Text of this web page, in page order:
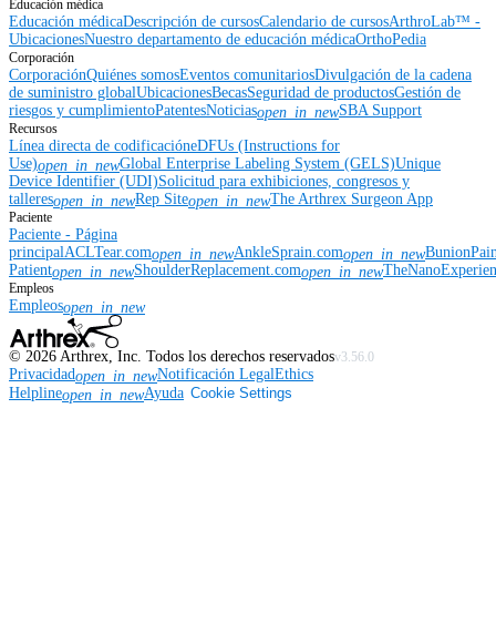
Educación médica
Educación médicaDescripción de cursosCalendario de cursosArthroLab™ -
UbicacionesNuestro departamento de educación médicaOrthoPedia
Corporación
CorporaciónQuiénes somosEventos comunitariosDivulgación de la cadena
de suministro globalUbicacionesBecasSeguridad de productosGestión de
riesgos y cumplimientoPatentesNoticiasopen_in_newSBA Support
Recursos
Línea directa de codificacióneDFUs (Instructions for
Use)open_in_newGlobal Enterprise Labeling System (GELS)Unique
Device Identifier (UDI)Solicitud para exhibiciones, congresos y
talleresopen_in_newRep Siteopen_in_newThe Arthrex Surgeon App
Paciente
Paciente - Página
principalACLTear.comopen_in_newAnkleSprain.comopen_in_new
Patientopen_in_newShoulderReplacement.comopen_in_new
Empleos
Empleosopen_in_new
© 2026 Arthrex, Inc. Todos los derechos reservadosv3.56.0
Privacidadopen_in_newNotificación LegalEthics
Helplineopen_in_newAyuda Cookie Settings